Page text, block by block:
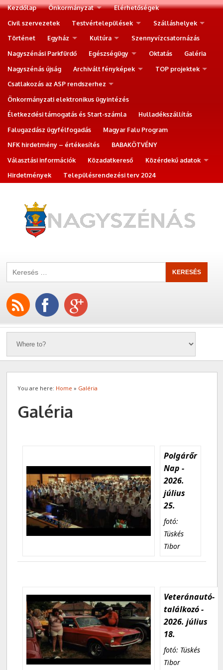
Kezdőlap Önkormányzat
Elérhetőségek
Civil szervezetek
Testvértelepülések
Szálláshelyek
Történet
Egyház Kultúra
Szennyvízcsatornázás
Nagyszénási Parkfürdő
Egészségügy Oktatás
Galéria
Nagyszénás újság
Archivált fényképek
TOP projektek
Csatlakozás az ASP rendszerhez
Önkormányzati elektronikus ügyintézés
Életkezdési támogatás és Start-számla
Hulladékszállítás
Falugazdász ügyfélfogadás
Magyar Falu Program
NFK hirdetmény – értékesítés
BABAKÖTVÉNY
Választási információk
Közadatkereső
Közérdekű adatok
Hirdetmények
Településrendezési terv 2024
You are here: Home » Galéria
Galéria
Polgárőr
Nap -
2026.
július
25.
fotó:
Tüskés
Tibor
Veteránautó-
találkozó -
2026. július
18.
fotó: Tüskés
Tibor